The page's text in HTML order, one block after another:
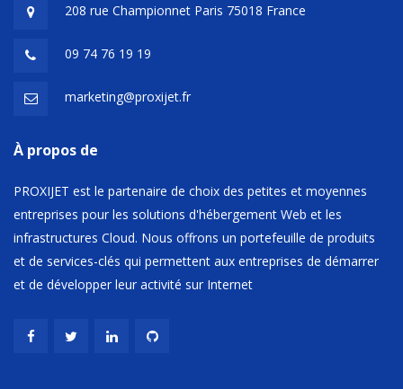
208 rue Championnet Paris 75018 France
09 74 76 19 19
marketing@proxijet.fr
À propos de
PROXIJET est le partenaire de choix des petites et moyennes
entreprises pour les solutions d'hébergement Web et les
infrastructures Cloud. Nous offrons un portefeuille de produits
et de services-clés qui permettent aux entreprises de démarrer
et de développer leur activité sur Internet